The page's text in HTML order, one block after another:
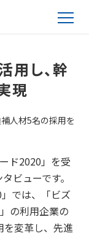
用し、幹
現
ド2020」を受
ビューです。
」では、「ビズ
の利用企業の
変革し、先進